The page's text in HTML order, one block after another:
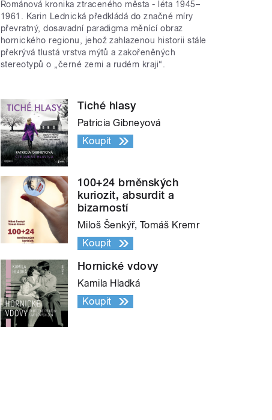
Románová kronika ztraceného města - léta 1945–
1961. Karin Lednická předkládá do značné míry
převratný, dosavadní paradigma měnící obraz
hornického regionu, jehož zahlazenou historii stále
překrývá tlustá vrstva mýtů a zakořeněných
stereotypů o „černé zemi a rudém kraji“.
Tiché hlasy
Patricia Gibneyová
Koupit
100+24 brněnských
kuriozit, absurdit a
bizarností
Miloš Šenkýř, Tomáš Kremr
Koupit
Hornické vdovy
Kamila Hladká
Koupit